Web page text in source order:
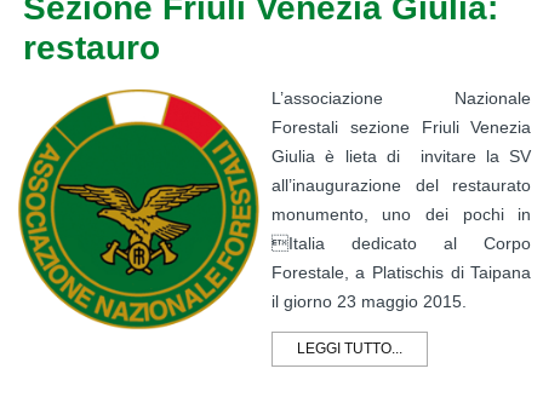
Sezione Friuli Venezia Giulia:
restauro
L’associazione Nazionale
Forestali sezione Friuli Venezia
Giulia è lieta di invitare la SV
all’inaugurazione del restaurato
monumento, uno dei pochi in
Italia dedicato al Corpo
Forestale, a Platischis di Taipana
il giorno 23 maggio 2015.
LEGGI TUTTO...